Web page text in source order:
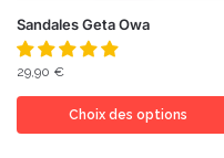
Sandales Geta Owa
29,90 €
Choix des options